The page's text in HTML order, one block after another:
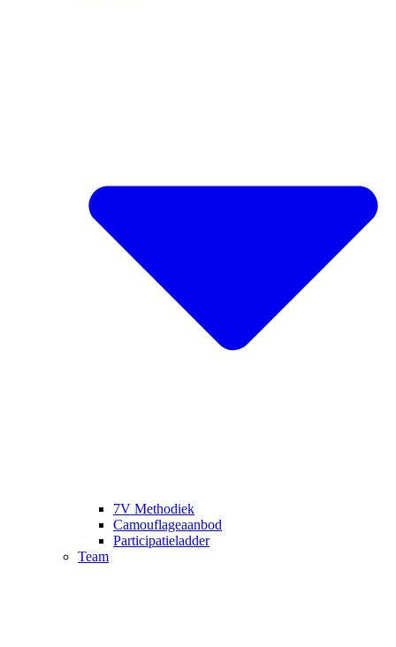
7V Methodiek
Camouflageaanbod
Participatieladder
Team